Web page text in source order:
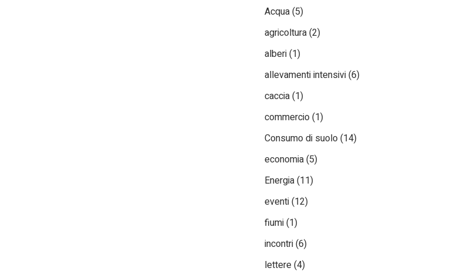
Acqua(5)
agricoltura(2)
alberi(1)
allevamenti intensivi(6)
caccia(1)
commercio(1)
Consumo di suolo(14)
economia(5)
Energia(11)
eventi(12)
fiumi(1)
incontri(6)
lettere(4)